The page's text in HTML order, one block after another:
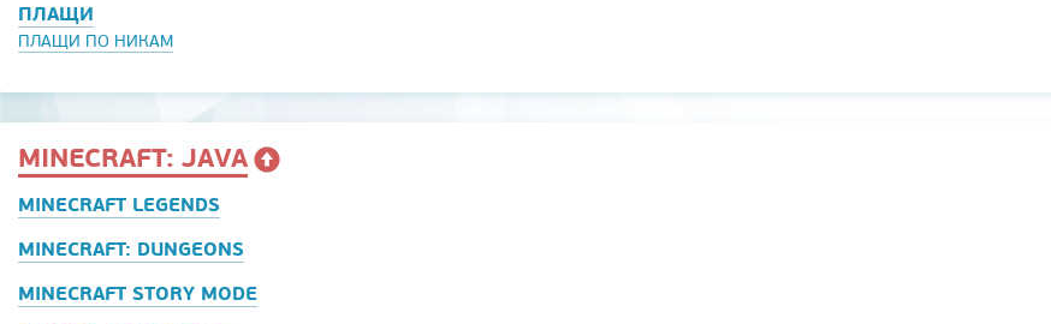
ПЛАЩИ
ПЛАЩИ ПО НИКАМ
MINECRAFT: JAVA
MINECRAFT LEGENDS
MINECRAFT: DUNGEONS
MINECRAFT STORY MODE